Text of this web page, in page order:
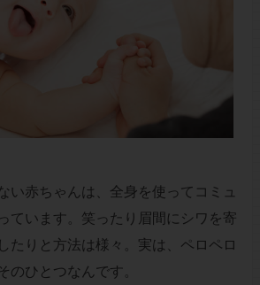
い赤ちゃんは、全身を使ってコミュ
ています。笑ったり眉間にシワを寄
たりと方法は様々。実は、ペロペロ
のひとつなんです。